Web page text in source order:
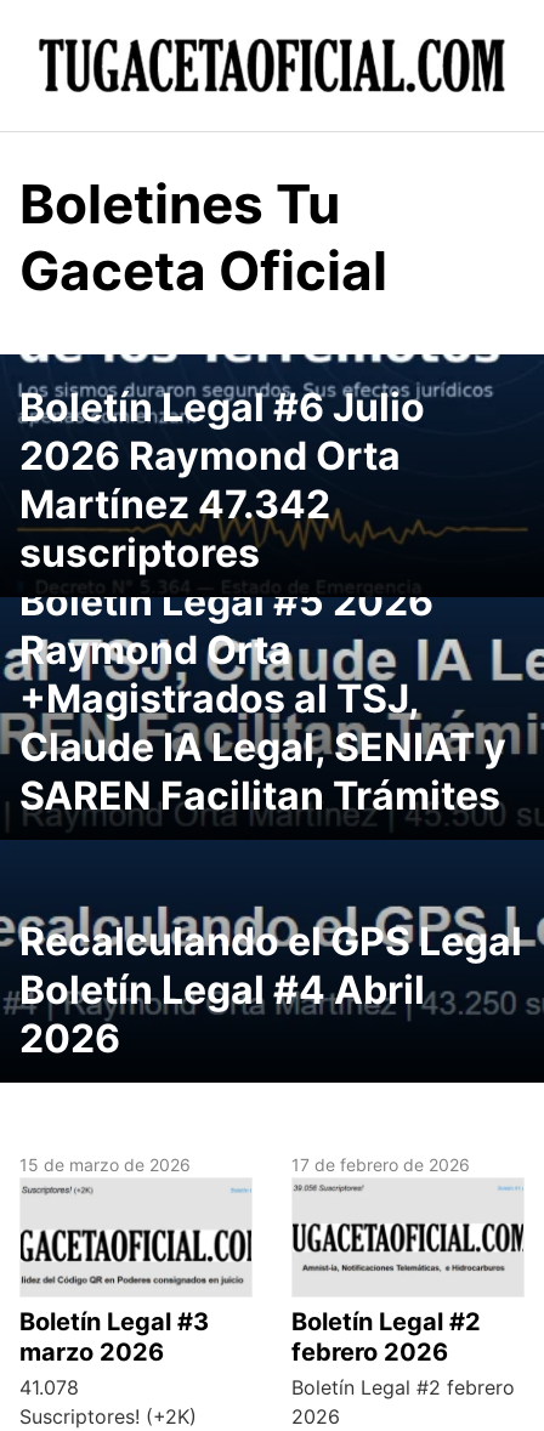
Boletines Tu
Gaceta Oficial
Boletín Legal #6 Julio
2026 Raymond Orta
Martínez 47.342
suscriptores
Boletín Legal #5 2026
Raymond Orta
+Magistrados al TSJ,
Claude IA Legal, SENIAT y
SAREN Facilitan Trámites
Recalculando el GPS Legal
Boletín Legal #4 Abril
2026
15 de marzo de 2026
Boletín Legal #3
marzo 2026
41.078
Suscriptores! (+2K)
17 de febrero de 2026
Boletín Legal #2
febrero 2026
Boletín Legal #2 febrero
2026